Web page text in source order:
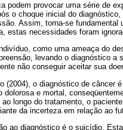
podem provocar uma série de
o choque inicial do
Assim, torna-se
estas necessidades foram
como uma ameaça do
levando o diagnóstico a
não conseguir aceitar sua
(2004), o diagnóstico de câncer
dolorosa e mortal,
longo do tratamento, o
da incerteza em relação ao
ao diagnóstico é o suicídio.